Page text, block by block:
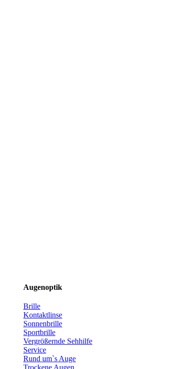
Augenoptik
Brille
Kontaktlinse
Sonnenbrille
Sportbrille
Vergrößernde Sehhilfe
Service
Rund um`s Auge